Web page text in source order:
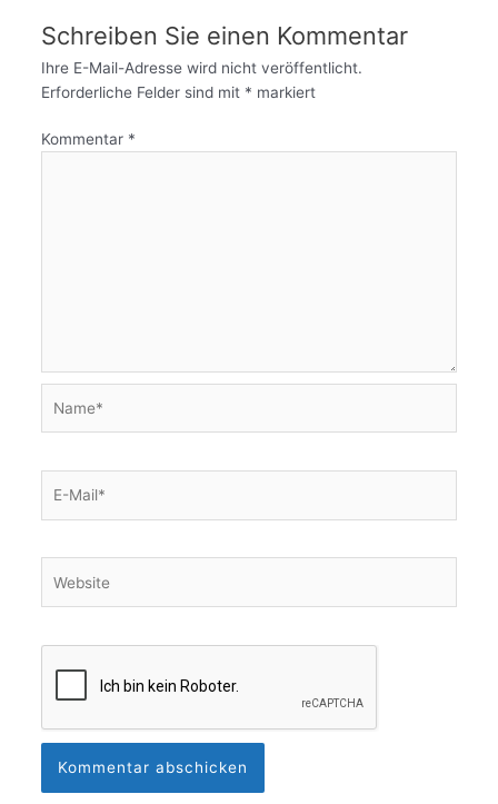
Schreiben Sie einen Kommentar
Ihre E-Mail-Adresse wird nicht veröffentlicht.
Erforderliche Felder sind mit * markiert
Kommentar *
Mail*